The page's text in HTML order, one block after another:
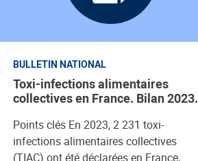
BULLETIN NATIONAL
Toxi-infections alimentaires
collectives en France. Bilan 2023.
Points clés En 2023, 2 231 toxi-
infections alimentaires collectives
(TIAC) ont été déclarées en France,